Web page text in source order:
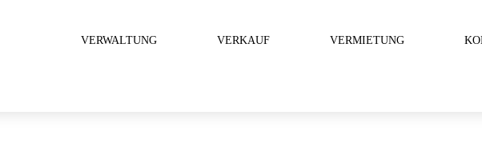
VERWALTUNG VERKAUF VERMIETUNG